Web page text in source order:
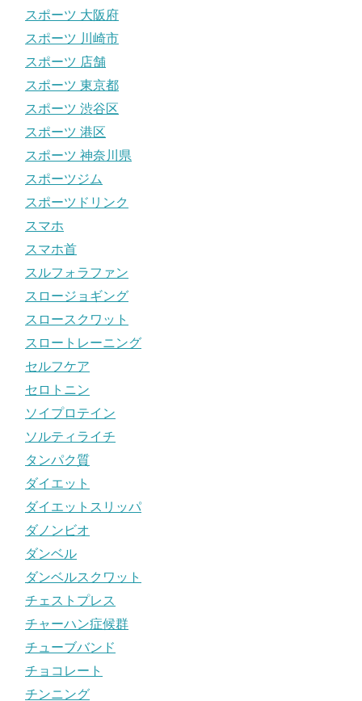
スポーツ 大阪府
スポーツ 川崎市
スポーツ 店舗
スポーツ 東京都
スポーツ 渋谷区
スポーツ 港区
スポーツ 神奈川県
スポーツジム
スポーツドリンク
スマホ
スマホ首
スルフォラファン
スロージョギング
スロースクワット
スロートレーニング
セルフケア
セロトニン
ソイプロテイン
ソルティライチ
タンパク質
ダイエット
ダイエットスリッパ
ダノンビオ
ダンベル
ダンベルスクワット
チェストプレス
チャーハン症候群
チューブバンド
チョコレート
チンニング